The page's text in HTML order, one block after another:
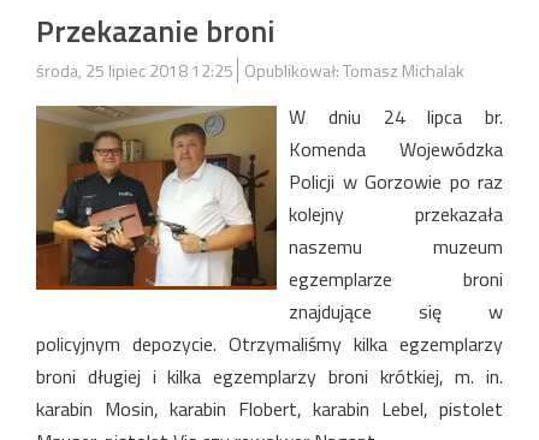
Przekazanie broni
środa, 25 lipiec 2018 12:25 Opublikował: Tomasz Michalak
W dniu 24 lipca br.
Komenda Wojewódzka
Policji w Gorzowie po raz
kolejny przekazała
naszemu muzeum
egzemplarze broni
znajdujące się w
policyjnym depozycie. Otrzymaliśmy kilka egzemplarzy
broni długiej i kilka egzemplarzy broni krótkiej, m. in.
karabin Mosin, karabin Flobert, karabin Lebel, pistolet